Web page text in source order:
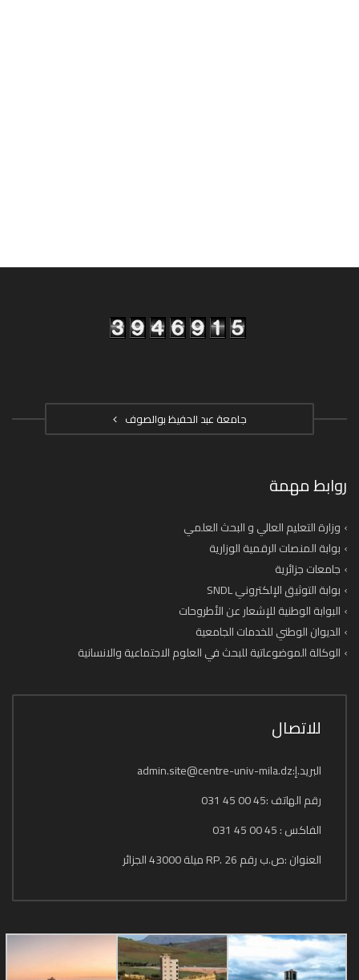
جامعة عبد الحفيظ بوالصوف
روابط مهمة
وزارة التعليم العالي و البحث العلمي
بوابة المنصات الرقمية الوزارية
جامعات جزائرية
بوابة التوثيق الإلكتروني SNDL
البوابة الوطنية للإشعار عن الأطروحات
الديوان الوطني للخدمات الجامعية
الوكالة الموضوعاتية للبحث في العلوم الاجتماعية والانسانية
للاتصال
البريد.إ:admin.site@centre-univ-mila.dz
رقم الهاتف :45 00 45 031
الفاكس : 45 00 45 031
العنوان :ص.ب رقم 26 .RP ميلة 43000 الجزائر